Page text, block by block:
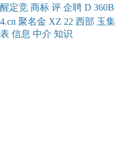
醒定竞 商标 评 企聘 D 360B
4.cn 聚名金 XZ 22 西部 玉集
表 信息 中介 知识